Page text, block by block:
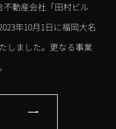
不動産会社「田村ビル
年10月1日に福岡大名
しました。更なる事業